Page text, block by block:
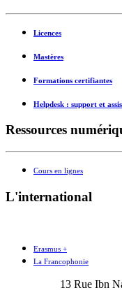
Licences
Mastères
Formations certifiantes
Helpdesk : support et
Ressources
Cours en lignes
L'international
Erasmus +
La Francophonie
13 Rue Ibn